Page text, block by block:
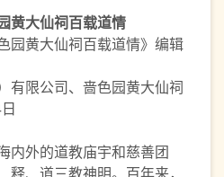
黄大仙祠百载道情
园黄大仙祠百载道情》编辑
有限公司、啬色园黄大仙祠
内外的道教庙宇和慈善团